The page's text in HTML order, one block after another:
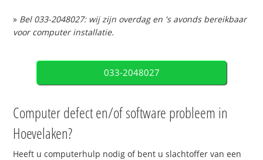
» Bel 033-2048027: wij zijn overdag en 's avonds bereikbaar
voor computer installatie.
033-2048027
Computer defect en/of software probleem in
Hoevelaken?
Heeft u computerhulp nodig of bent u slachtoffer van een